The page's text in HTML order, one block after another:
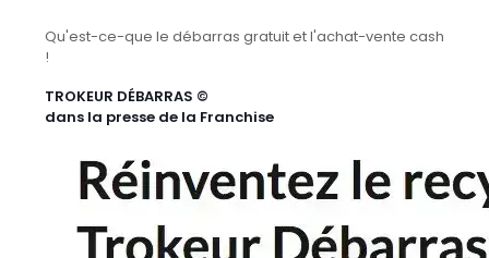
Qu'est-ce-que le débarras gratuit et l'achat-vente cash
!
TROKEUR DÉBARRAS ©
dans la presse de la Franchise